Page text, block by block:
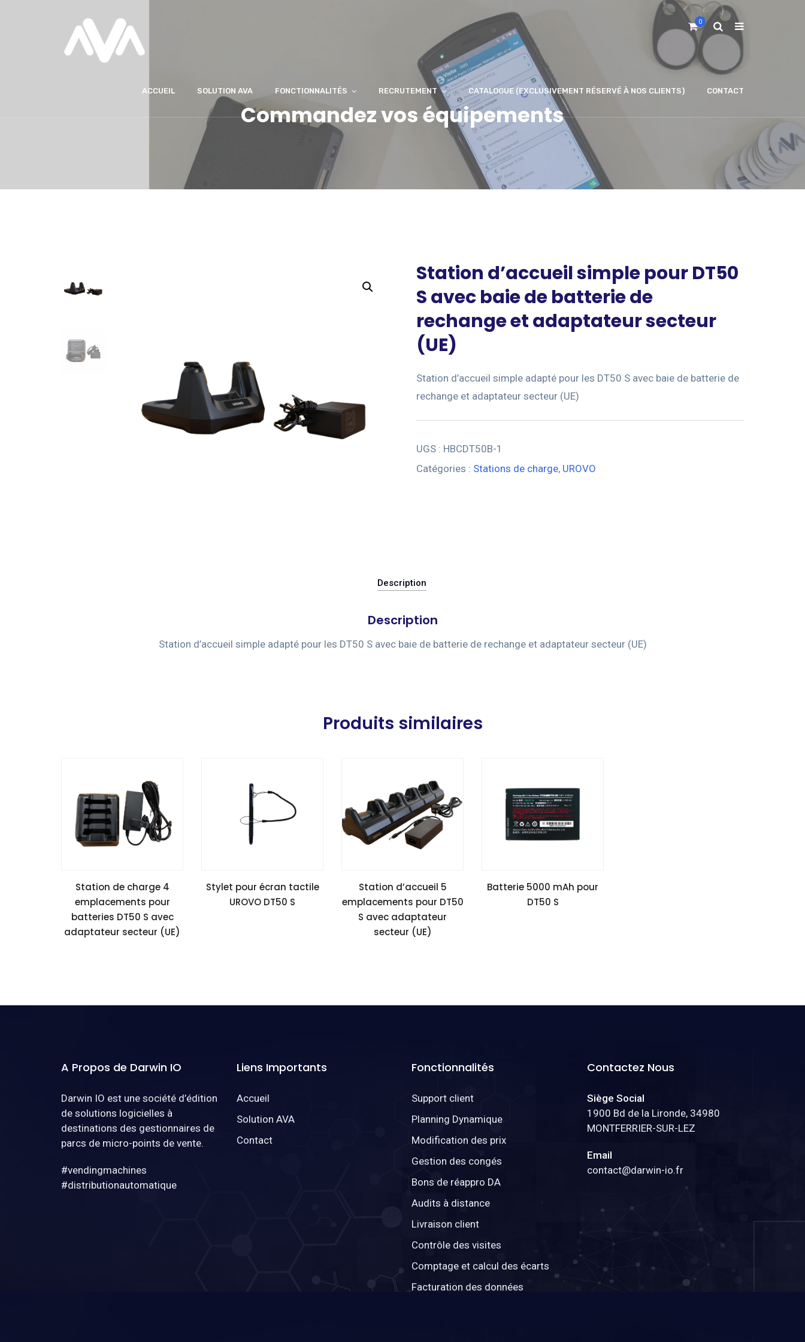
0
ACCUEIL SOLUTION AVA FONCTIONNALITÉS RECRUTEMENT CATALOGUE (EXCLUSIVEMENT RÉSERVÉ À NOS CLIENTS) CONTACT
Commandez vos équipements
Station d’accueil simple pour DT50
S avec baie de batterie de
rechange et adaptateur secteur
(UE)
Station d’accueil simple adapté pour les DT50 S avec baie de batterie de
rechange et adaptateur secteur (UE)
UGS : HBCDT50B-1
Catégories : Stations de charge, UROVO
Description
Description
Station d’accueil simple adapté pour les DT50 S avec baie de batterie de rechange et adaptateur secteur (UE)
Produits similaires
Station de charge 4
emplacements pour
batteries DT50 S avec
adaptateur secteur (UE)
Stylet pour écran tactile
UROVO DT50 S
Station d’accueil 5
emplacements pour DT50
S avec adaptateur
secteur (UE)
Batterie 5000 mAh pour
DT50 S
A Propos de Darwin IO
Darwin IO est une société d’édition
de solutions logicielles à
destinations des gestionnaires de
parcs de micro-points de vente.
#vendingmachines
#distributionautomatique
Liens Importants
Accueil
Solution AVA
Contact
Fonctionnalités
Support client
Planning Dynamique
Modification des prix
Gestion des congés
Bons de réappro DA
Audits à distance
Livraison client
Contrôle des visites
Comptage et calcul des écarts
Facturation des données
Contactez Nous
Siège Social
1900 Bd de la Lironde, 34980
MONTFERRIER-SUR-LEZ
Email
contact@darwin-io.fr